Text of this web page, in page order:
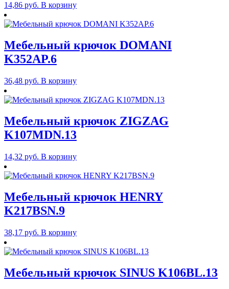
14,86 руб. В корзину
Мебельный крючок DOMANI
K352AP.6
36,48 руб. В корзину
Мебельный крючок ZIGZAG
K107MDN.13
14,32 руб. В корзину
Мебельный крючок HENRY
K217BSN.9
38,17 руб. В корзину
Мебельный крючок SINUS K106BL.13